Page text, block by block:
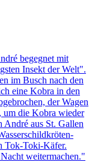
begegnet mit
Insekt der Welt".
im Busch nach den
eine Kobra in den
der Wagen
um die Kobra wieder
André aus St. Gallen
Tok-Toki-Käfer.
weitermachen."